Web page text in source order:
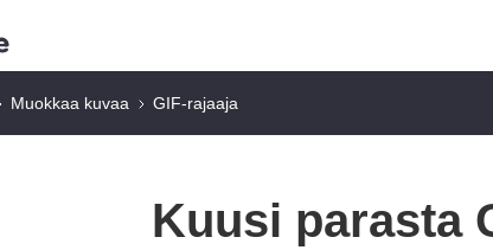
Muokkaa kuvaa GIF-rajaaja
Kuusi parasta